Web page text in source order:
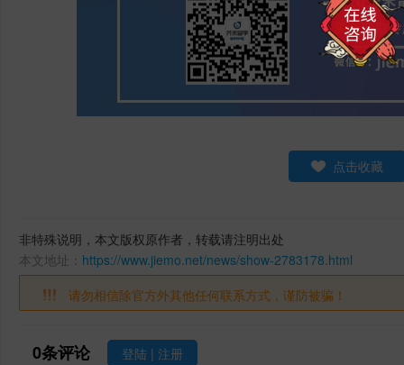
点击收藏
非特殊说明，本文版权原作者，转载请注明出处
本文地址： https://www.jiemo.net/news/show-2783178.html
请勿相信除官方外其他任何联系方式，谨防被骗！
0条评论 登陆 | 注册